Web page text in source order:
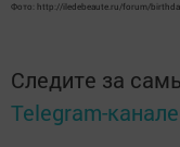
Фото: http://iledebeaute.ru/forum/
Следите за
Telegram-канале